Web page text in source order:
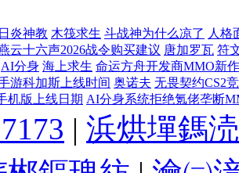
日炎神教 木筏求生 斗战神为什么凉了 人格
云十六声2026战令购买建议 唐加罗瓦 符
AI分身 海上求生 命运方舟开发商MMO新
游科加斯上线时间 奥诺夫 无畏契约CS2
机版上线日期 AI分身系统拒绝氪佬垄断
| 浜烘墠鎷